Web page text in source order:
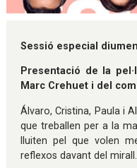
Sessió especial
Presentació de la
Marc Crehuet i del
Álvaro, Cristina, Paula i
que treballen per a la
lluiten pel que volen
reflexos davant del mirall.